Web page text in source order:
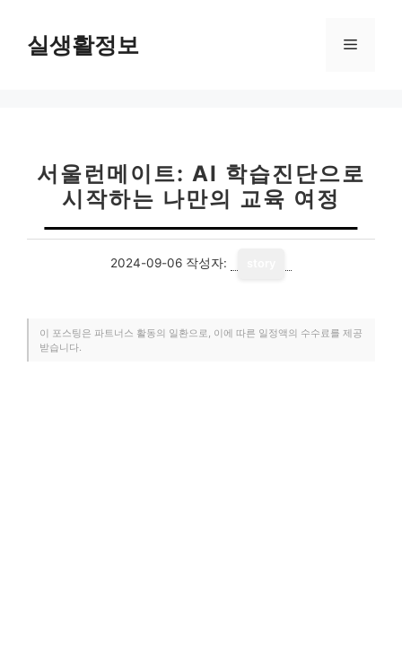
실생활정보 메
서울런메이트: AI 학습진단으로
시작하는 나만의 교육 여정
2024-09-06 작성자:
이 포스팅은 파트너스 활동의 일환으로, 이에 따른 일정액의 수수료를 제공
받습니다.